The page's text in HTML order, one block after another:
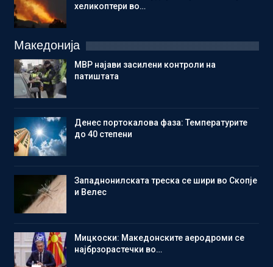
хеликоптери во…
Македонија
МВР најави засилени контроли на
патиштата
Денес портокалова фаза: Температурите
до 40 степени
Западнонилската треска се шири во Скопје
и Велес
Мицкоски: Македонските аеродроми се
најбрзорастечки во…